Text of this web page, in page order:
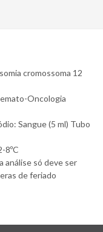
cromossoma 12
Oncologia
Sangue (5 ml) Tubo
8ºC
análise só deve ser
de feriado